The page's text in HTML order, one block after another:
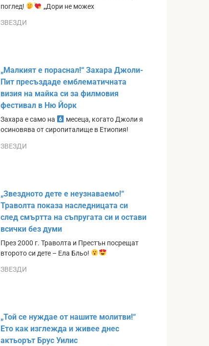
поглед!
„Дори не можех
ЗВЕЗДИ
„Малкият е пораснал!“ Захара Джоли-
Пит пресъздаде емблематичната
визия на майка си за филмовия
фестивал в Ню Йорк
Захара е само на
месеца, когато Джоли я
осиновява от сиропиталище в Етиопия!
ЗВЕЗДИ
„Звездното дете е неузнаваемо!“
Траволта показа наследницата си
след смъртта на съпругата си и остави
всички без думи
През 2000 г. Траволта и Престън посрещат
второто си дете – Ела Бльо!
ЗВЕЗДИ
„Той се нуждае от нашите молитви!“
Ето как изглежда и живее днес
актьорът Брус Уилис